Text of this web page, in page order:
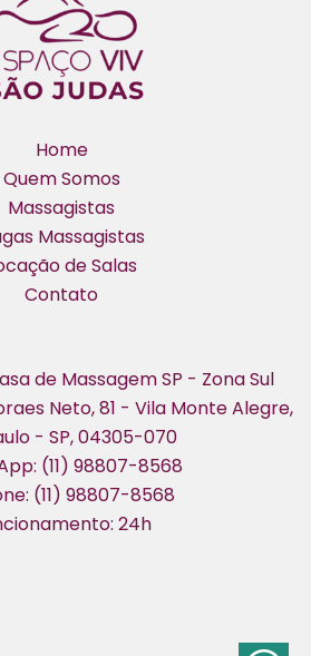
Home
Quem Somos
Massagistas
Massagistas
de Salas
Contato
de Massagem SP - Zona Sul
Neto, 81 - Vila Monte Alegre,
- SP, 04305-070
(11) 98807-8568
(11) 98807-8568
24h